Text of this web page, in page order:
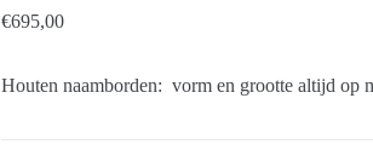
€695,00
Houten naamborden: vorm en grootte altijd op